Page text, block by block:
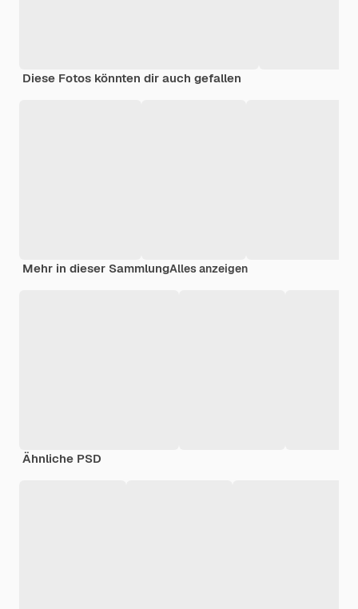
Diese Fotos könnten dir auch gefallen
Mehr in dieser SammlungAlles anzeigen
Ähnliche PSD